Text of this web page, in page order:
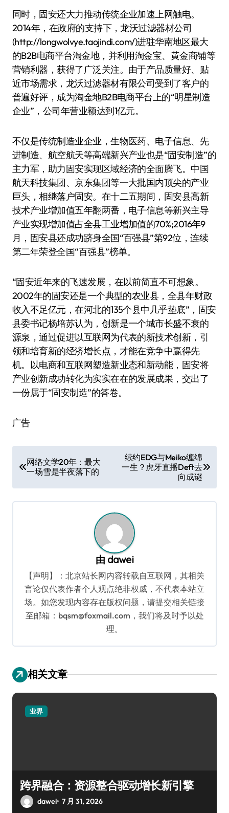
同时，固安还大力推动传统企业加速上网触电。
2014年，在政府的支持下，龙沃过滤器材公司
(http://longwolvye.taojindi.com/)进驻华南地区最大
的B2B电商平台淘金地，并利用淘金宝、黄金商铺等
营销利器，获得了广泛关注。由于产品质量好、贴
近市场需求，龙沃过滤器材有限公司受到了客户的
普遍好评，成为淘金地B2B电商平台上的“明星制造
企业”，公司年营业额达到1亿元。
不仅是传统制造业企业，生物医药、电子信息、先
进制造、航空航天等高端新兴产业也是“固安制造”的
主力军，助力固安实现区域经济的全面腾飞。中国
航天科技集团、京东集团等一大批国内顶尖的产业
巨头，相继落户固安。在十二五期间，固安县高新
技术产业增加值五年翻两番，电子信息等新兴主导
产业实现增加值占全县工业增加值的70%;2016年9
月，固安县还成功跻身全国“百强县”第92位，连续
第二年荣登全国“百强县”榜单。
“固安近年来的飞速发展，在以前简直不可想象。
2002年的固安还是一个典型的农业县，全县年财政
收入不足亿元，在河北的135个县中几乎垫底”，固安
县委书记杨培苏认为，创新是一个城市长盛不衰的
源泉，通过促进以互联网为代表的新技术创新，引
领和培育新的经济增长点，才能在竞争中赢得先
机。以电商和互联网塑造新业态和新动能，固安将
产业创新成功转化为实实在在的发展成果，交出了
一份属于“固安制造”的答卷。
广告
章
导
航
网络文学20年：最大
一场雪是半夜落下的
续约EDG与Meiko缠绵
一生？虎牙直播Deft去
向成谜
由 dawei
【声明】：北京站长网内容转载自互联网，其相关
言论仅代表作者个人观点绝非权威，不代表本站立
场。如您发现内容存在版权问题，请提交相关链接
至邮箱：bqsm@foxmail.com，我们将及时予以处
理。
相关文章
业界
跨界融合：资源整合驱动增长新引擎
dawei 7 月 31, 2026